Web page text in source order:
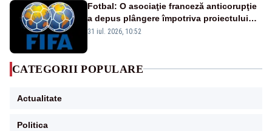
Fotbal: O asociaţie franceză anticorupţie
a depus plângere împotriva proiectului
FIFA
31 iul. 2026, 10:52
CATEGORII POPULARE
Actualitate
Politica